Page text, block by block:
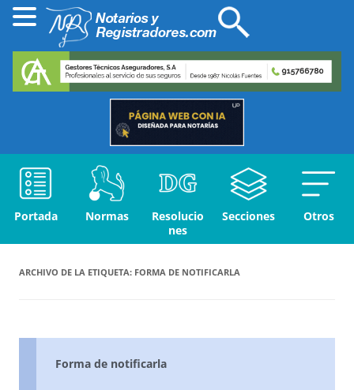
Portada Normas
Resolucio
nes
Secciones Otros
ARCHIVO DE LA ETIQUETA: FORMA DE NOTIFICARLA
Forma de notificarla